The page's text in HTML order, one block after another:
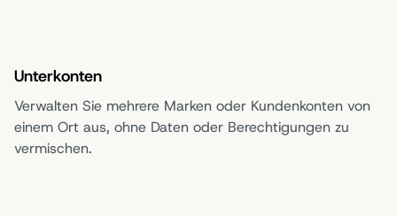
Unterkonten
Verwalten Sie mehrere Marken oder Kundenkonten von
einem Ort aus, ohne Daten oder Berechtigungen zu
vermischen.